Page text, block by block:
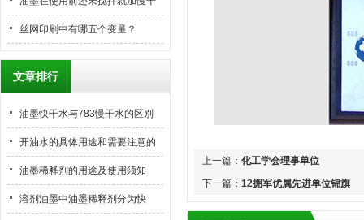
水对不对？为什么？
丝网印刷中有哪五个变量？
文章排行
油墨快干水与783慢干水的区别
开油水的具体用途和需要注意的
地方
油墨稀释剂的用途及使用须知
溶剂油墨中油墨稀释剂分为快
上一篇： 化工学会理事单位
下一篇： 12拥军优属先进单位锦旗